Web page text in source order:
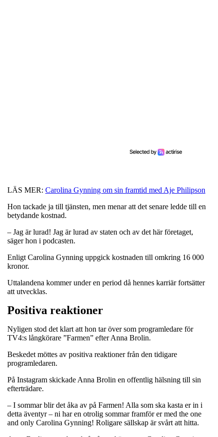
LÄS MER: Carolina Gynning om sin framtid med Aje Philipson
Hon tackade ja till tjänsten, men menar att det senare ledde till en
betydande kostnad.
– Jag är lurad! Jag är lurad av staten och av det här företaget,
säger hon i podcasten.
Enligt Carolina Gynning uppgick kostnaden till omkring 16 000
kronor.
Uttalandena kommer under en period då hennes karriär fortsätter
att utvecklas.
Positiva reaktioner
Nyligen stod det klart att hon tar över som programledare för
TV4:s långkörare ”Farmen” efter Anna Brolin.
Beskedet möttes av positiva reaktioner från den tidigare
programledaren.
På Instagram skickade Anna Brolin en offentlig hälsning till sin
efterträdare.
– I sommar blir det åka av på Farmen! Alla som ska kasta er in i
detta äventyr – ni har en otrolig sommar framför er med the one
and only Carolina Gynning! Roligare sällskap är svårt att hitta.